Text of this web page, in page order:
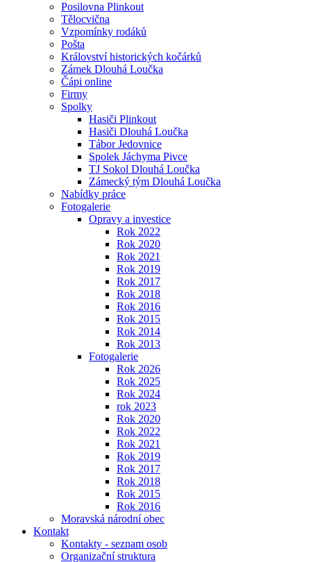
Posilovna Plinkout
Tělocvična
Vzpomínky rodáků
Pošta
Království historických kočárků
Zámek Dlouhá Loučka
Čápi online
Firmy
Spolky
Hasiči Plinkout
Hasiči Dlouhá Loučka
Tábor Jedovnice
Spolek Jáchyma Pivce
TJ Sokol Dlouhá Loučka
Zámecký tým Dlouhá Loučka
Nabídky práce
Fotogalerie
Opravy a investice
Rok 2022
Rok 2020
Rok 2021
Rok 2019
Rok 2017
Rok 2018
Rok 2016
Rok 2015
Rok 2014
Rok 2013
Fotogalerie
Rok 2026
Rok 2025
Rok 2024
rok 2023
Rok 2020
Rok 2022
Rok 2021
Rok 2019
Rok 2017
Rok 2018
Rok 2015
Rok 2016
Moravská národní obec
Kontakt
Kontakty - seznam osob
Organizační struktura